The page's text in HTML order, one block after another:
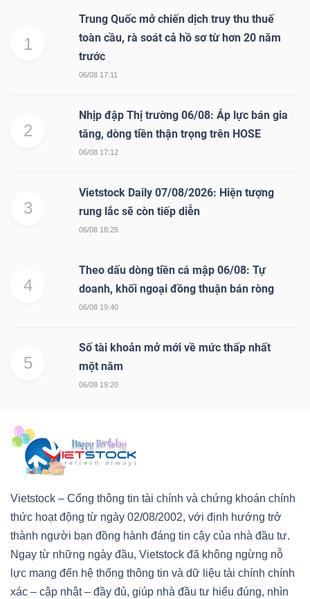
1
Trung Quốc mở chiến dịch truy thu thuế
toàn cầu, rà soát cả hồ sơ từ hơn 20 năm
trước
06/08 17:11
2
Nhịp đập Thị trường 06/08: Áp lực bán gia
tăng, dòng tiền thận trọng trên HOSE
06/08 17:12
3
Vietstock Daily 07/08/2026: Hiện tượng
rung lắc sẽ còn tiếp diễn
06/08 18:25
4
Theo dấu dòng tiền cá mập 06/08: Tự
doanh, khối ngoại đồng thuận bán ròng
06/08 19:40
5
Số tài khoản mở mới về mức thấp nhất
một năm
06/08 19:20
Vietstock – Cổng thông tin tài chính và chứng khoán chính
thức hoạt động từ ngày 02/08/2002, với định hướng trở
thành người bạn đồng hành đáng tin cậy của nhà đầu tư.
Ngay từ những ngày đầu, Vietstock đã không ngừng nỗ
lực mang đến hệ thống thông tin và dữ liệu tài chính chính
xác – cập nhật – đầy đủ, giúp nhà đầu tư hiểu đúng, nhìn